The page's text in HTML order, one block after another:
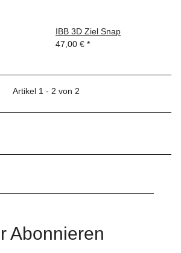
IBB 3D Ziel Snap
47,00 € *
Artikel 1 - 2 von 2
Abonnieren